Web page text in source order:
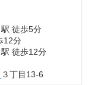
駅 徒歩5分
12分
駅 徒歩12分
３丁目13-6